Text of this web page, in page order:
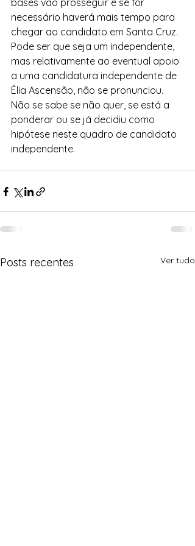
bases vão prosseguir e se for
necessário haverá mais tempo para
chegar ao candidato em Santa Cruz.
Pode ser que seja um independente,
mas relativamente ao eventual apoio
a uma candidatura independente de
Élia Ascensão, não se pronunciou.
Não se sabe se não quer, se está a
ponderar ou se já decidiu como
hipótese neste quadro de candidato
independente.
Posts recentes Ver tudo